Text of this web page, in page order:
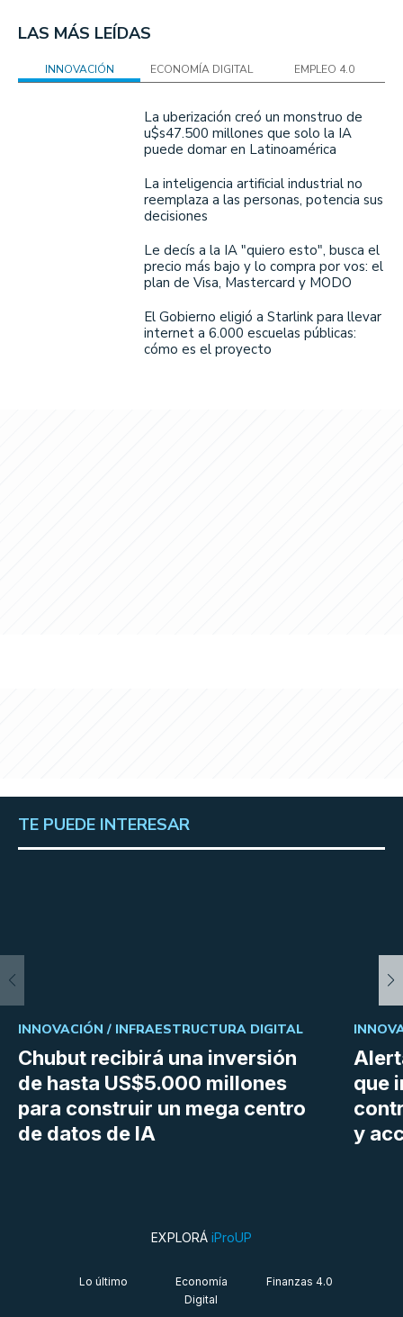
LAS MÁS LEÍDAS
INNOVACIÓN ECONOMÍA DIGITAL EMPLEO 4.0
La uberización creó un monstruo de
u$s47.500 millones que solo la IA
puede domar en Latinoamérica
La inteligencia artificial industrial no
reemplaza a las personas, potencia sus
decisiones
Le decís a la IA "quiero esto", busca el
precio más bajo y lo compra por vos: el
plan de Visa, Mastercard y MODO
El Gobierno eligió a Starlink para llevar
internet a 6.000 escuelas públicas:
cómo es el proyecto
TE PUEDE INTERESAR
Chubut recibirá una inversión
de hasta US$5.000 millones
para construir un mega centro
de datos de IA
INNOVACIÓN / INFRAESTRUCTURA DIGITAL
que
y
EXPLORÁ iProUP
Lo último
Economía
Digital
Finanzas 4.0